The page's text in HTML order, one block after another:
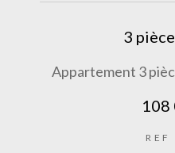
3
Appartement 3
108